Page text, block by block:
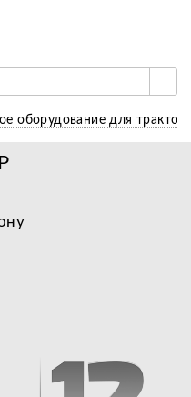
оборудование для